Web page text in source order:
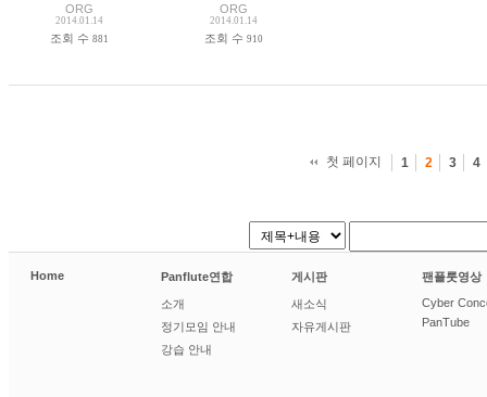
ORG
2014.01.14
조회 수 881
ORG
2014.01.14
조회 수 910
첫 페이지 1 2 3 4
Home Panflute연합
소개
정기모임 안내
강습 안내
게시판
새소식
자유게시판
팬플룻영상
Cyber
PanTube